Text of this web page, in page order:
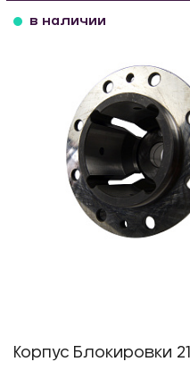
в наличии
Корпус Блокировки